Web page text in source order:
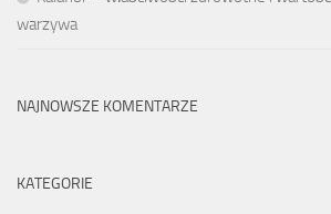
warzywa
NAJNOWSZE KOMENTARZE
KATEGORIE